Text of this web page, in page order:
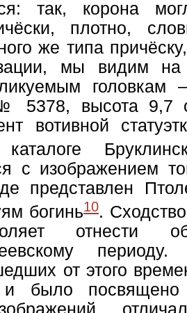
так, корона
плотно,
же типа
мы видим
5378, высота 9,7
вотивной
с изображением
представлен
богинь10.
от этого
было посвящено